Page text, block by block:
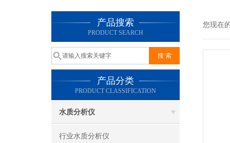
产品搜索
PRODUCT SEARCH
产品分类
PRODUCT CLASSIFICATION
水质分析仪
行业水质分析仪
您现在